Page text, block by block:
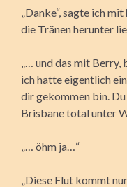
„Danke“, sagte ich
die Tränen herunter
„… und das mit
ich hatte eigentlich
dir gekommen bin.
Brisbane total unter
„… öhm ja…“
„Diese Flut kommt